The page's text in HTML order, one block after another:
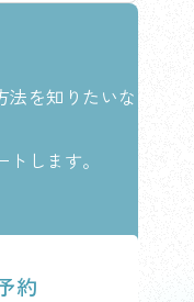
法を知りたいな
します。
約